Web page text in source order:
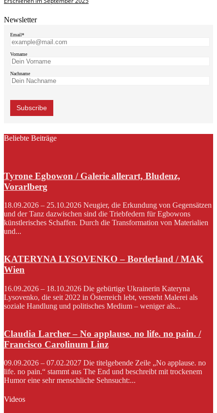
Newsletter
Email*
Vorname
Nachname
Beliebte Beiträge
Tyrone Egbowon / Galerie allerart, Bludenz,
Vorarlberg
18.09.2026 – 25.10.2026 Neugier, die Erkundung von Gegensätzen
und der Tanz dazwischen sind die Triebfedern für Egbowons
künstlerisches Schaffen. Durch die Transformation von Materialien
und...
KATERYNA LYSOVENKO – Borderland / MAK
Wien
16.09.2026 – 18.10.2026 Die gebürtige Ukrainerin Kateryna
Lysovenko, die seit 2022 in Österreich lebt, versteht Malerei als
soziale Handlung und politisches Medium – weniger als...
Claudia Larcher – No applause. no life. no pain. /
Francisco Carolinum Linz
09.09.2026 – 07.02.2027 Die titelgebende Zeile „No applause. no
life. no pain.“ stammt aus The End und beschreibt mit trockenem
Humor eine sehr menschliche Sehnsucht:...
Videos